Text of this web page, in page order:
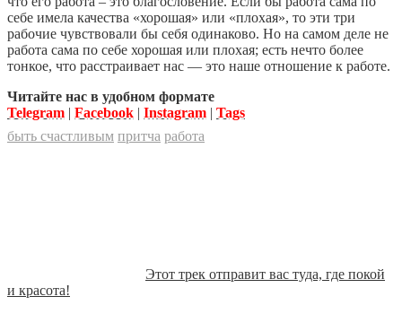
себе имела качества «хорошая» или «плохая», то эти три
рабочие чувствовали бы себя одинаково. Но на самом деле не
работа сама по себе хорошая или плохая; есть нечто более
тонкое, что расстраивает нас — это наше отношение к работе.
Читайте нас в удобном формате
Telegram | Facebook | Instagram | Tags
быть счастливым притча работа
Этот трек отправит вас туда, где покой
и красота!